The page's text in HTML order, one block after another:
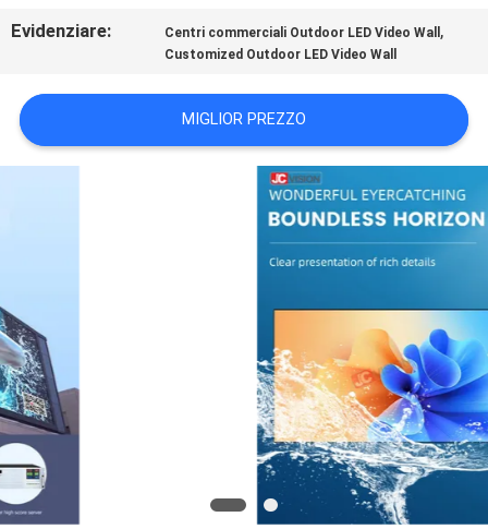
PREVENTIVO
POLITICA
SULLA
PRIVACY
Evidenziare: Centri commerciali Outdoor LED Video Wall ,
Customized Outdoor LED Video Wall
MIGLIOR PREZZO